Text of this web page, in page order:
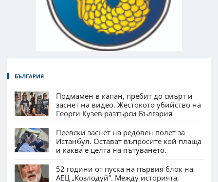
БЪЛГАРИЯ
Подмамен в капан, пребит до смърт и
заснет на видео. Жестокото убийство на
Георги Кузев разтърси България
Пеевски заснет на редовен полет за
Истанбул. Остават въпросите кой плаща
и каква е целта на пътуването.
52 години от пуска на първия блок на
АЕЦ „Козлодуй“. Между историята,